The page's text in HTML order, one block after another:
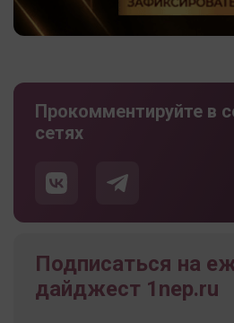
Прокомментируйте в
сетях
Подписаться на
дайджест 1nep.ru